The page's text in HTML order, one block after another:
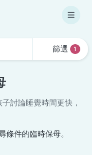
篩選 1
討論睡覺時間更快，
條件的臨時保母。